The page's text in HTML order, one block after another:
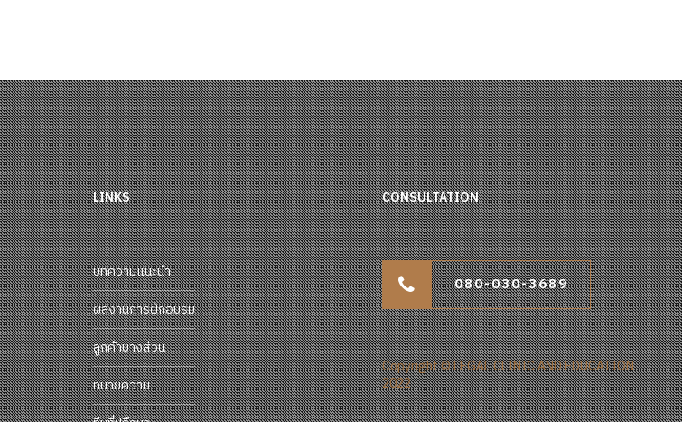
LINKS
บทความแนะนำ
ผลงานการฝึกอบรม
ลูกค้าบางส่วน
ทนายความ
CONSULTATION
080-030-3689
Copyright © LEGAL CLINIC AND EDUCATION
2022